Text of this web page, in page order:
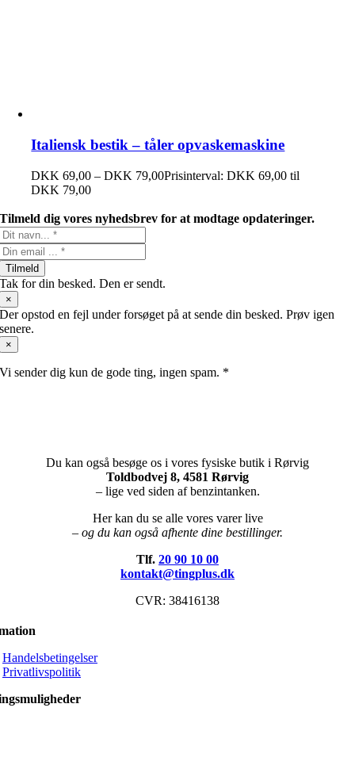
Italiensk bestik – tåler opvaskemaskine
DKK 69,00 – DKK 79,00Prisinterval: DKK 69,00 til
DKK 79,00
Tilmeld dig vores nyhedsbrev for at modtage opdateringer.
Tilmeld
Tak for din besked. Den er sendt.
×
Der opstod en fejl under forsøget på at sende din besked. Prøv igen
senere.
×
Vi sender dig kun de gode ting, ingen spam. *
Du kan også besøge os i vores fysiske butik i Rørvig
Toldbodvej 8, 4581 Rørvig
– lige ved siden af benzintanken.
Her kan du se alle vores varer live
– og du kan også afhente dine bestillinger.
Tlf. 20 90 10 00
kontakt@tingplus.dk
CVR: 38416138
Handelsbetingelser
Privatlivspolitik